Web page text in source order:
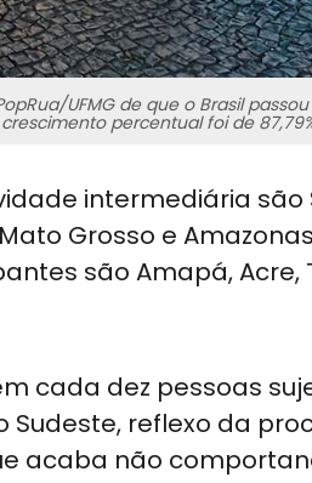
UFMG de que o Brasil
percentual foi de
intermediária são
Grosso e
são Amapá, Acre,
cada dez pessoas
reflexo da
acaba não